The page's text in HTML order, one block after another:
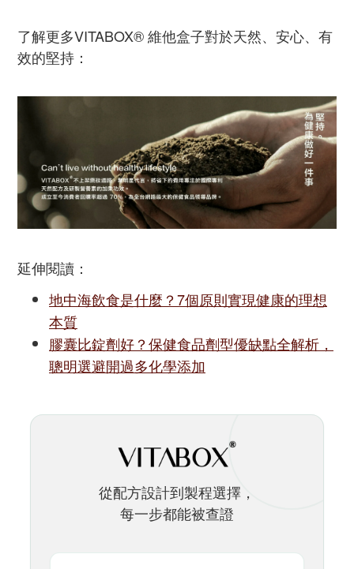
了解更多VITABOX® 維他盒子對於天然、安心、有
效的堅持：
延伸閱讀：
地中海飲食是什麼？7個原則實現健康的理想
本質
膠囊比錠劑好？保健食品劑型優缺點全解析，
聰明選避開過多化學添加
從配方設計到製程選擇，
每一步都能被查證